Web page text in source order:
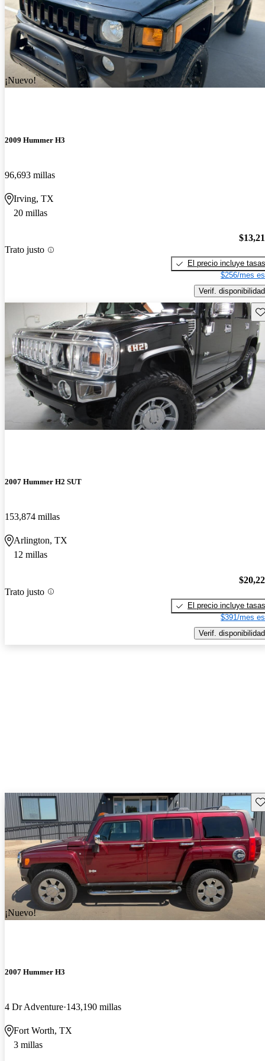
¡Nuevo!
2009 Hummer H3
96,693 millas
Irving, TX
20 millas
Trato justo
El precio incluye tasas
$256/mes
Verif. disponibilidad
2007 Hummer H2 SUT
153,874 millas
Arlington, TX
12 millas
Trato justo
El precio incluye tasas
$391/mes
Verif. disponibilidad
¡Nuevo!
2007 Hummer H3
4 Dr Adventure 143,190 millas
Fort Worth, TX
3 millas